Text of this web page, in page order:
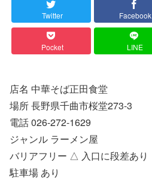
Twitter Facebook
Pocket LINE
店名 中華そば正田食堂
場所 長野県千曲市桜堂273-3
電話 026-272-1629
ジャンル ラーメン屋
バリアフリー △ 入口に段差あり
駐車場 あり